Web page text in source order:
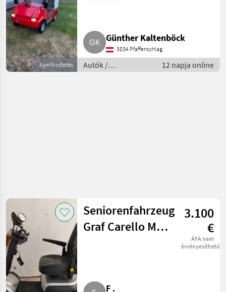
Apróhirdetés
Günther Kaltenböck
3834 Pfaffenschlag
Autók /
Motorkerékpárok /
12 napja online
Seniorenfahrzeug
Graf Carello MZ-
3.100
€
ÁFA nem
érvényesíthető
F .